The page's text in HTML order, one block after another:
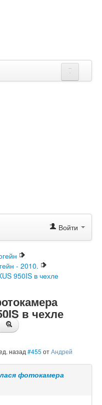
Войти
- 2010.
950IS в чехле
в чехле
назад #455 отАндрей
фотокамера